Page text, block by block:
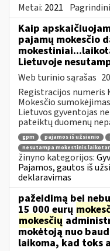
Metai: 2021
Kaip
pajamų mokesčio
Lietuvoje
Web turinio sąrašas
Registracijos numeris
Mokesčio
Lietuvos gyventojas
pateiktų duomenų
gpm pajamos iš užsienio
nesutampa mokestinis
žinyno kategorijos:
Pajamos, gautos iš
deklaravimas
pažeidimą bei
15 000 eurų
mokesčių
mokėtoją nuo
laikoma, kad toks